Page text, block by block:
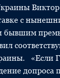
с
«Если
допроса